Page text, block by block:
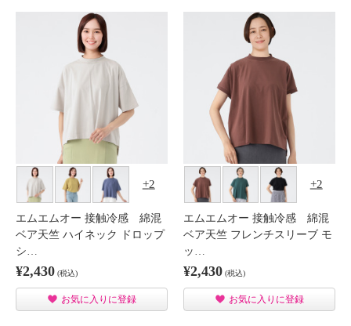
2
エムエムオー 接触冷感 綿混
ベア天竺 ハイネック ドロップ
シ…
¥2,430 (税込)
お気に入りに登録
2
エムエムオー 接触冷感 綿混
ベア天竺 フレンチスリーブ モ
ッ…
¥2,430 (税込)
お気に入りに登録